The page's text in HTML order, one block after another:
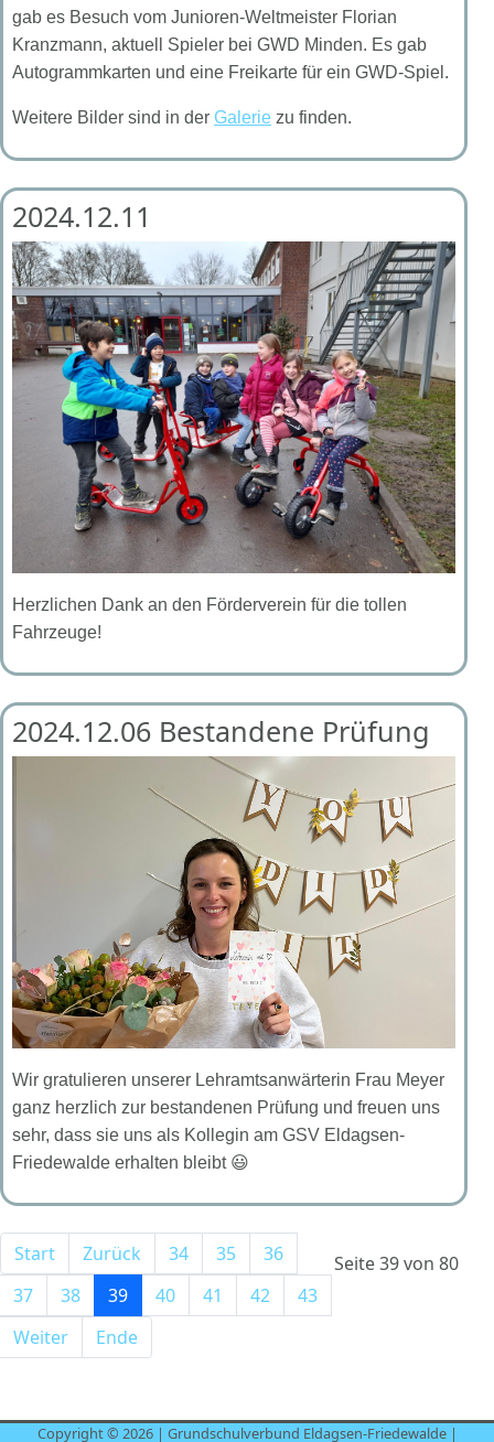
gab es Besuch vom Junioren-Weltmeister Florian
Kranzmann, aktuell Spieler bei GWD Minden. Es gab
Autogrammkarten und eine Freikarte für ein GWD-Spiel.
Weitere Bilder sind in der Galerie zu finden.
2024.12.11
Herzlichen Dank an den Förderverein für die tollen
Fahrzeuge!
2024.12.06 Bestandene Prüfung
Wir gratulieren unserer Lehramtsanwärterin Frau Meyer
ganz herzlich zur bestandenen Prüfung und freuen uns
sehr, dass sie uns als Kollegin am GSV Eldagsen-
Friedewalde erhalten bleibt 😃
Seite 39 von 80
Start Zurück 34 35
36
37
38 39 40 41 42
43
Weiter
Ende
Copyright © 2026 | Grundschulverbund Eldagsen-Friedewalde |